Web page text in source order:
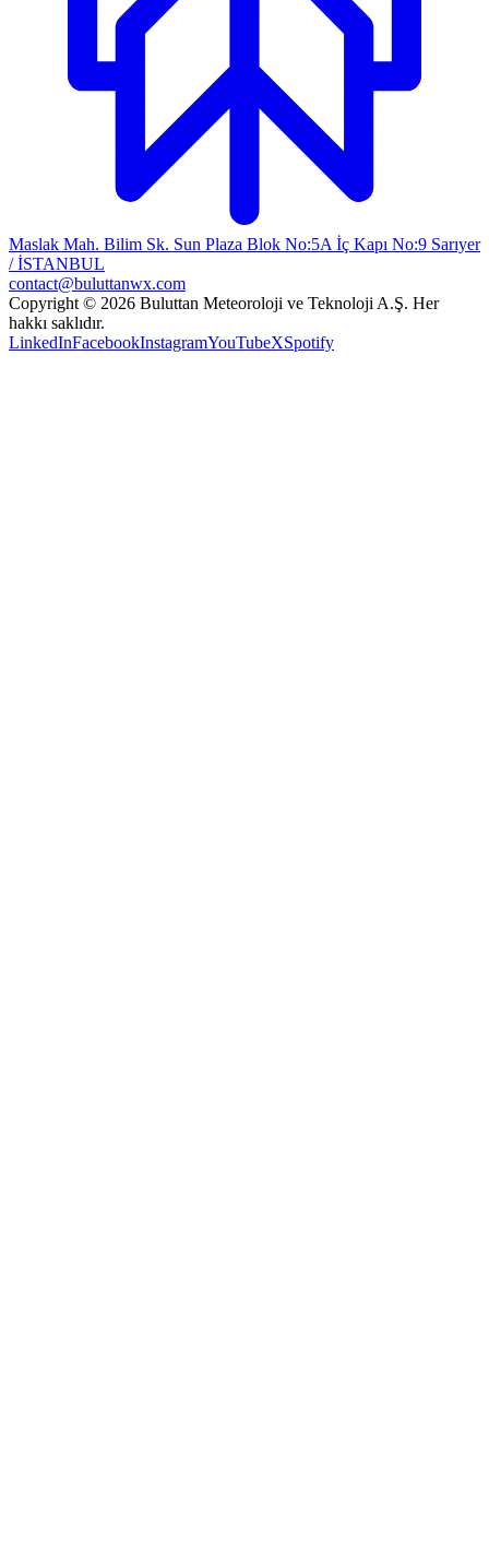
Maslak Mah. Bilim Sk. Sun Plaza Blok No:5A İç Kapı No:9 Sarıyer
/ İSTANBUL
contact@buluttanwx.com
Copyright © 2026 Buluttan Meteoroloji ve Teknoloji A.Ş. Her
hakkı saklıdır.
LinkedInFacebookInstagramYouTubeXSpotify